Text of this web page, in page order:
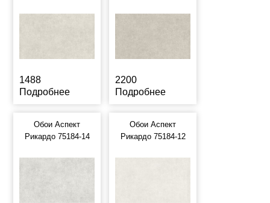
1488
Подробнее
2200
Подробнее
Обои Аспект
Рикардо 75184-14
Обои Аспект
Рикардо 75184-12